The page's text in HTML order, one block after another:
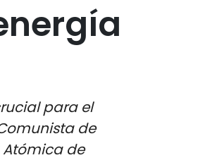
para el
de
Atómica de